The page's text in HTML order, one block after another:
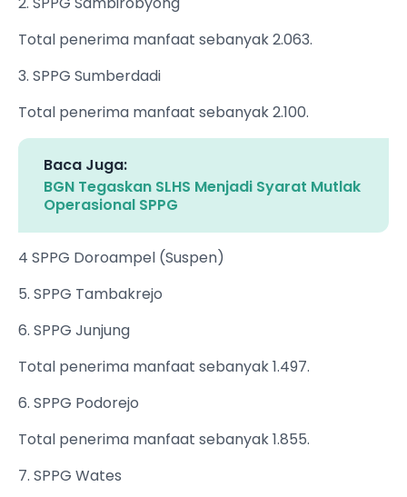
Total penerima manfaat sebanyak 2.063.
3. SPPG Sumberdadi
Total penerima manfaat sebanyak 2.100.
Baca Juga:
BGN Tegaskan SLHS Menjadi Syarat Mutlak
Operasional SPPG
4 SPPG Doroampel (Suspen)
5. SPPG Tambakrejo
6. SPPG Junjung
Total penerima manfaat sebanyak 1.497.
6. SPPG Podorejo
Total penerima manfaat sebanyak 1.855.
7. SPPG Wates